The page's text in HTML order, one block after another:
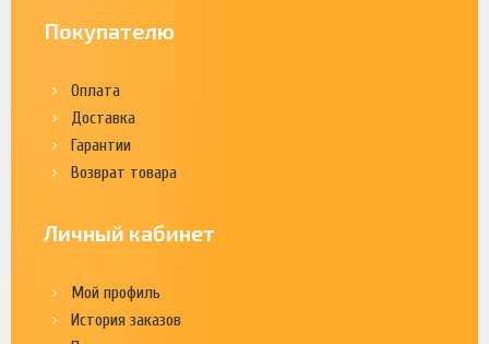
Покупателю
Оплата
Доставка
Гарантии
Возврат товара
Личный кабинет
Мой профиль
История заказов